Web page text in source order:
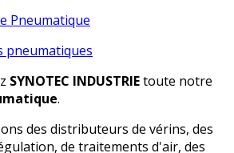
Pneumatique
SYNOTEC INDUSTRIEtoute notre
.
des distributeurs de vérins, des
de traitements d'air, des